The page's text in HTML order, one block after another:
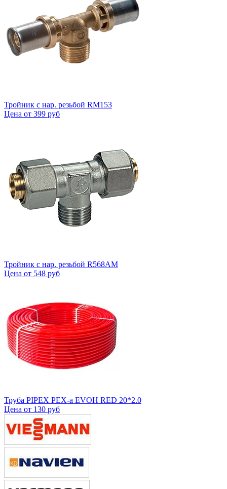
Тройник с нар. резьбой RM153
Цена от 399 руб
Тройник с нар. резьбой R568AM
Цена от 548 руб
Труба PIPEX PEX-a EVOH RED 20*2.0
Цена от 130 руб